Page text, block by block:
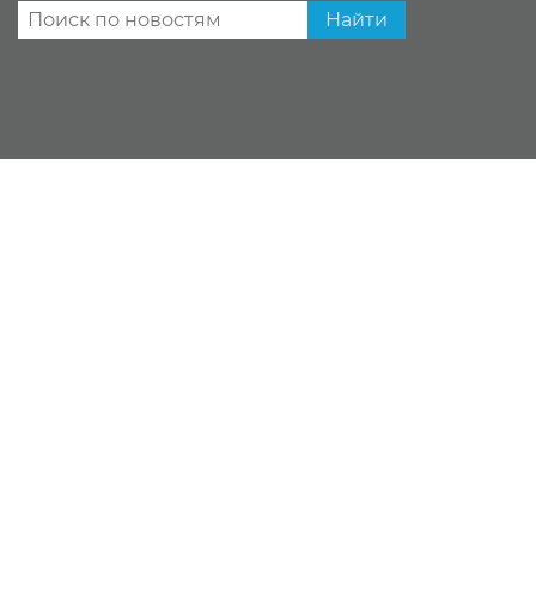
Найти